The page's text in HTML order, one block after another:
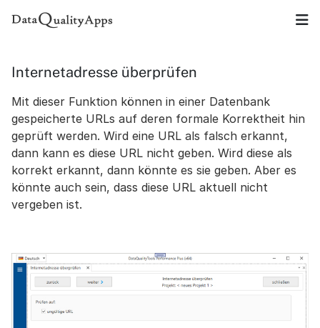
Internetadresse überprüfen
Mit dieser Funktion können in einer Datenbank
gespeicherte URLs auf deren formale Korrektheit hin
geprüft werden. Wird eine URL als falsch erkannt,
dann kann es diese URL nicht geben. Wird diese als
korrekt erkannt, dann könnte es sie geben. Aber es
könnte auch sein, dass diese URL aktuell nicht
vergeben ist.